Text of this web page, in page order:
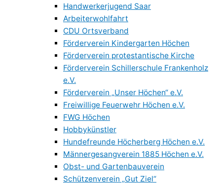
Handwerkerjugend Saar
Arbeiterwohlfahrt
CDU Ortsverband
Förderverein Kindergarten Höchen
Förderverein protestantische Kirche
Förderverein Schillerschule Frankenholz
e.V.
Förderverein „Unser Höchen“ e.V.
Freiwillige Feuerwehr Höchen e.V.
FWG Höchen
Hobbykünstler
Hundefreunde Höcherberg Höchen e.V.
Männergesangverein 1885 Höchen e.V.
Obst- und Gartenbauverein
Schützenverein „Gut Ziel“